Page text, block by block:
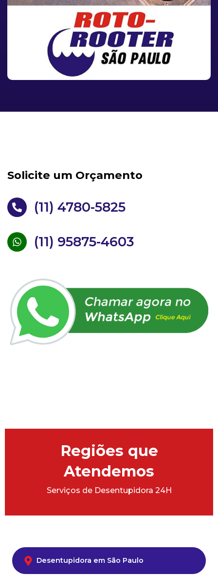
Solicite um Orçamento
(11) 4780-5825
(11) 95875-4603
Regiões que
Atendemos
Serviços de Desentupidora 24H
Desentupidora em São Paulo